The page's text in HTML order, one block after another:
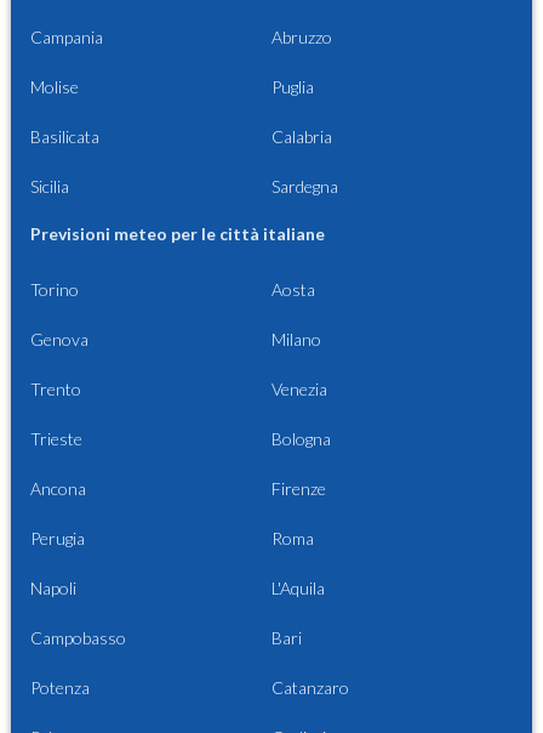
Campania Abruzzo
Molise Puglia
Basilicata Calabria
Sicilia Sardegna
Previsioni meteo per le città italiane
Torino Aosta
Genova Milano
Trento Venezia
Trieste Bologna
Ancona Firenze
Perugia Roma
Napoli L'Aquila
Campobasso Bari
Potenza Catanzaro